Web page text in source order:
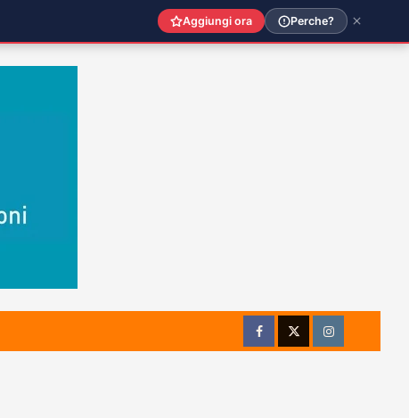
FacebookTwitterInstagram
Aggiungi ora Perche?